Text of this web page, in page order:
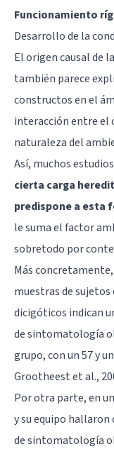
Funcionamiento
Desarrollo de la
El origen causal de
también parece
constructos en el
interacción entre el
naturaleza del
Así, muchos
cierta carga
predispone a esta
le suma el factor
sobretodo por
Más
muestras de
dicigóticos indican
de sintomatología
grupo, con un 57 y
Grootheest et al.,
Por otra parte, en
y su equipo hallaron
de sintomatología